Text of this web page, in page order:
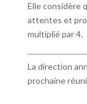
Elle considère
attentes et
multiplié par 4.
La direction
prochaine